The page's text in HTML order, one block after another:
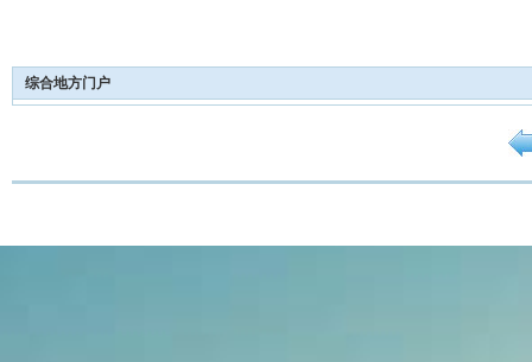
综合地方门户